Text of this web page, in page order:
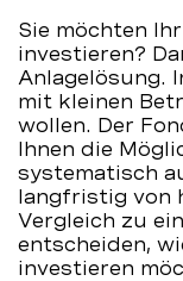
Sie möchten
investieren?
Anlagelösung.
mit kleinen
wollen. Der
Ihnen die
systematisch
langfristig von
Vergleich zu
entscheiden,
investieren